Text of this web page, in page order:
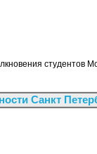
студентов
Санкт